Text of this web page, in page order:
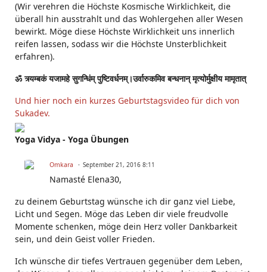
(Wir verehren die Höchste Kosmische Wirklichkeit, die
überall hin ausstrahlt und das Wohlergehen aller Wesen
bewirkt. Möge diese Höchste Wirklichkeit uns innerlich
reifen lassen, sodass wir die Höchste Unsterblichkeit
erfahren).
ॐ त्र्यम्बकं यजामहे सुगन्धिंम् पुष्टिवर्धनम्।उर्वारुकमिव बन्धनान् मृत्योर्मुक्षीय मामृतात्
Und hier noch ein kurzes Geburtstagsvideo für dich von
Sukadev.
Yoga Vidya - Yoga Übungen
Omkara September 21, 2016 8:11
Namasté Elena30,
zu deinem Geburtstag wünsche ich dir ganz viel Liebe,
Licht und Segen. Möge das Leben dir viele freudvolle
Momente schenken, möge dein Herz voller Dankbarkeit
sein, und dein Geist voller Frieden.
Ich wünsche dir tiefes Vertrauen gegenüber dem Leben,